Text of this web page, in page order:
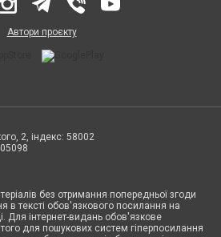
Автори проєкту
2, індекс: 58002
05098
без отримання попередньої згоди
в тексті обов'язкового посилання на
Для інтернет-видань обов'язкове
для пошукових систем гіперпосилання